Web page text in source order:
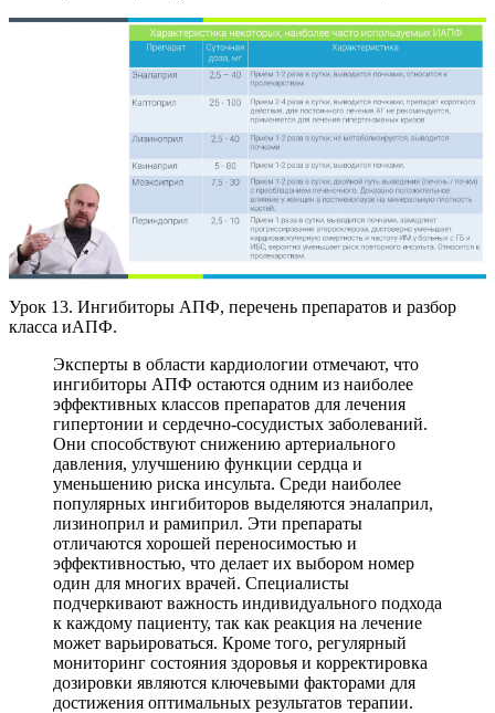
Урок 13. Ингибиторы АПФ, перечень препаратов и разбор
класса иАПФ.
Эксперты в области кардиологии отмечают, что
ингибиторы АПФ остаются одним из наиболее
эффективных классов препаратов для лечения
гипертонии и сердечно-сосудистых заболеваний.
Они способствуют снижению артериального
давления, улучшению функции сердца и
уменьшению риска инсульта. Среди наиболее
популярных ингибиторов выделяются эналаприл,
лизиноприл и рамиприл. Эти препараты
отличаются хорошей переносимостью и
эффективностью, что делает их выбором номер
один для многих врачей. Специалисты
подчеркивают важность индивидуального подхода
к каждому пациенту, так как реакция на лечение
может варьироваться. Кроме того, регулярный
мониторинг состояния здоровья и корректировка
дозировки являются ключевыми факторами для
достижения оптимальных результатов терапии.